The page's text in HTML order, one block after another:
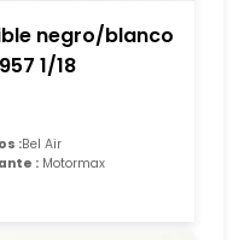
negro/blanco
1/18
:Bel Air
: Motormax